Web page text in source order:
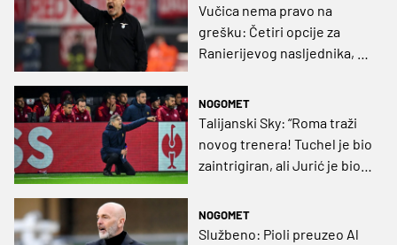
Vučica nema pravo na
grešku: Četiri opcije za
Ranierijevog nasljednika, ali
NOGOMET
Talijanski Sky: “Roma traži
novog trenera! Tuchel je bio
zaintrigiran, ali Jurić je bio
NOGOMET
Službeno: Pioli preuzeo Al